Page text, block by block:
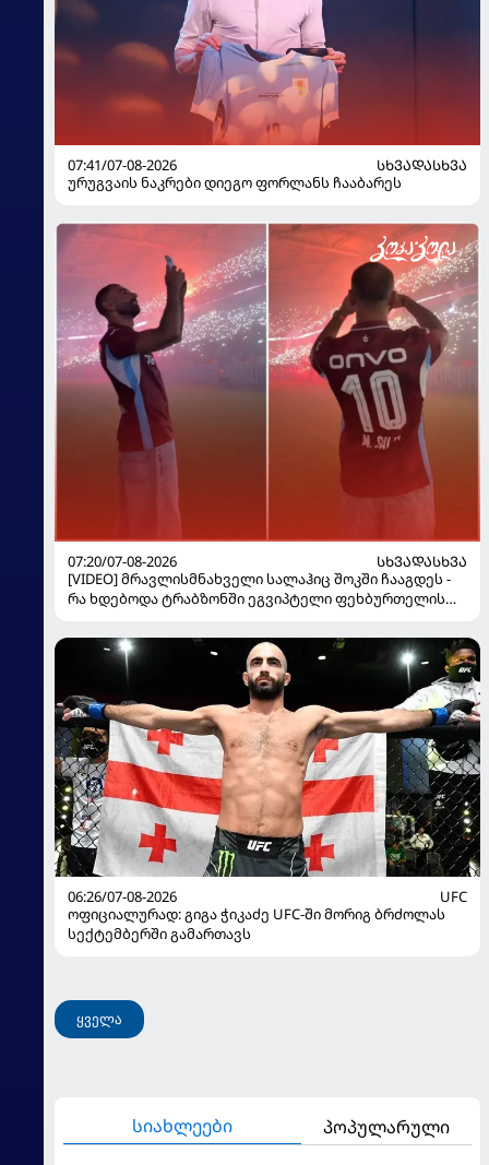
07:41/07-08-2026
ᲡᲮᲕᲐᲓᲐᲡᲮᲕᲐ
ურუგვაის ნაკრები დიეგო ფორლანს ჩააბარეს
07:20/07-08-2026
ᲡᲮᲕᲐᲓᲐᲡᲮᲕᲐ
[VIDEO] მრავლისმნახველი სალაჰიც შოკში ჩააგდეს -
რა ხდებოდა ტრაბზონში ეგვიპტელი ფეხბურთელის
06:26/07-08-2026
UFC
ოფიციალურად: გიგა ჭიკაძე UFC-ში მორიგ ბრძოლას
სექტემბერში გამართავს
ყველა
სიახლეები პოპულარული